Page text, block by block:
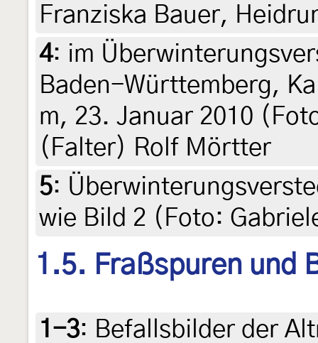
Franziska Bauer,
4: im
Baden-Württemberg,
m, 23. Januar 2010
(Falter) Rolf Mörtter
5:
wie Bild 2 (Foto:
1.5. Fraßspuren und
1-3: Befallsbilder der